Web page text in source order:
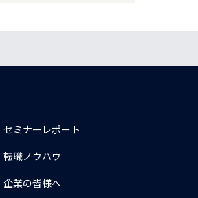
セミナーレポート
転職ノウハウ
企業の皆様へ